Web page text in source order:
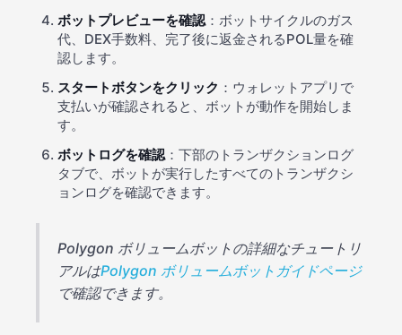
ボットプレビューを確認 ：ボットサイクルのガス
代、DEX手数料、完了後に返金されるPOL量を確
認します。
スタートボタンをクリック ：ウォレットアプリで
支払いが確認されると、ボットが動作を開始しま
す。
ボットログを確認 ：下部のトランザクションログ
タブで、ボットが実行したすべてのトランザクシ
ョンログを確認できます。
Polygon ボリュームボットの詳細なチュートリ
アルはPolygon ボリュームボットガイドページ
で確認できます。